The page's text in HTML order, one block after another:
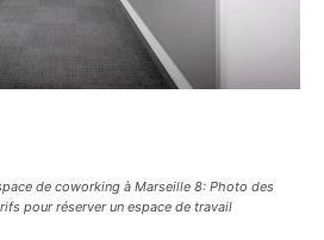
de coworking à Marseille 8: Photo des
pour réserver un espace de travail